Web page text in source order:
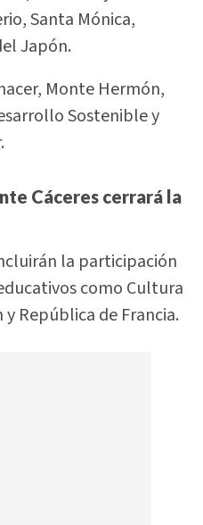
Santa Mónica,
Japón.
Monte Hermón,
Sostenible y
Cáceres cerrará la
la participación
como Cultura
República de Francia.